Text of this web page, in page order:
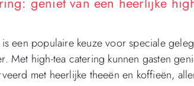
een populaire keuze voor speciale
Met high-tea catering kunnen gasten
met heerlijke theeën en koffieën,